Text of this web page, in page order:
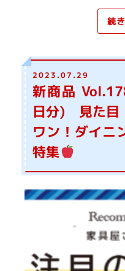
続
2023.07.29
新商品
日分) 見た目
ワン！ダイニ
特集